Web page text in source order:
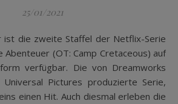
25/01/2021
Abenteuer (OT: Camp Cretaceous) auf
verfügbar. Die von Dreamworks
Pictures produzierte Serie,
einen Hit. Auch diesmal erleben die